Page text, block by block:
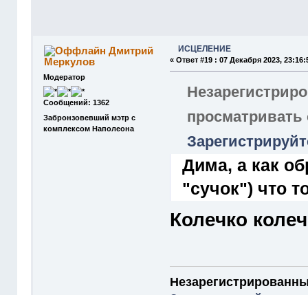
Дмитрий
Меркулов
Модератор
Сообщений: 1362
Забронзовевший мэтр с
комплексом Наполеона
ИСЦЕЛЕНИЕ
«Ответ #19 : 07 Декабря 2023,
Дима, а как
"сучок") что
Колечко